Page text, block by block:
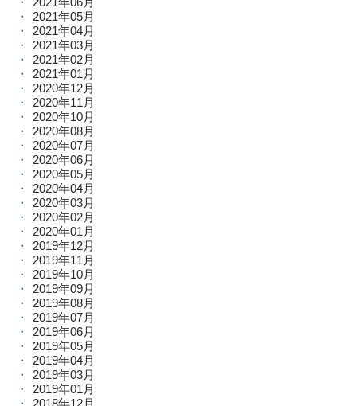
2021年05月
2021年04月
2021年03月
2021年02月
2021年01月
2020年12月
2020年11月
2020年10月
2020年08月
2020年07月
2020年06月
2020年05月
2020年04月
2020年03月
2020年02月
2020年01月
2019年12月
2019年11月
2019年10月
2019年09月
2019年08月
2019年07月
2019年06月
2019年05月
2019年04月
2019年03月
2019年01月